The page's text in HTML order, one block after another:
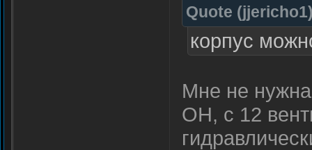
Quote (jjericho1
корпус
Мне не
ОН, с 12